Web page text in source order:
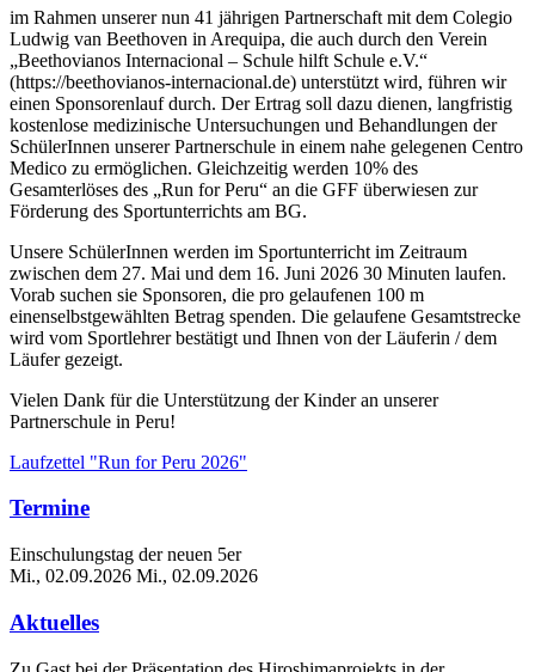
im Rahmen unserer nun 41 jährigen Partnerschaft mit dem Colegio
Ludwig van Beethoven in Arequipa, die auch durch den Verein
„Beethovianos Internacional – Schule hilft Schule e.V.“
(https://beethovianos-internacional.de) unterstützt wird, führen wir
einen Sponsorenlauf durch. Der Ertrag soll dazu dienen, langfristig
kostenlose medizinische Untersuchungen und Behandlungen der
SchülerInnen unserer Partnerschule in einem nahe gelegenen Centro
Medico zu ermöglichen. Gleichzeitig werden 10% des
Gesamterlöses des „Run for Peru“ an die GFF überwiesen zur
Förderung des Sportunterrichts am BG.
Unsere SchülerInnen werden im Sportunterricht im Zeitraum
zwischen dem 27. Mai und dem 16. Juni 2026 30 Minuten laufen.
Vorab suchen sie Sponsoren, die pro gelaufenen 100 m
einenselbstgewählten Betrag spenden. Die gelaufene Gesamtstrecke
wird vom Sportlehrer bestätigt und Ihnen von der Läuferin / dem
Läufer gezeigt.
Vielen Dank für die Unterstützung der Kinder an unserer
Partnerschule in Peru!
Laufzettel "Run for Peru 2026"
Termine
Einschulungstag der neuen 5er
Mi., 02.09.2026 Mi., 02.09.2026
Aktuelles